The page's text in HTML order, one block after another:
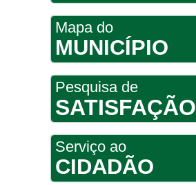
Mapa do
MUNICÍPIO
Pesquisa de
SATISFAÇÃO
Serviço ao
CIDADÃO